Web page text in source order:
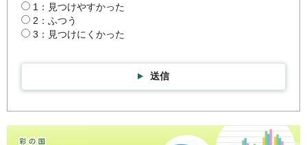
1：見つけやすかった
2：ふつう
3：見つけにくかった
送信
彩の国統計情報館トップページ